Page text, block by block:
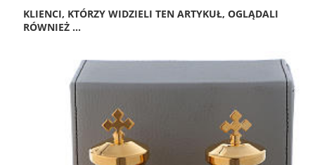
KLIENCI, KTÓRZY WIDZIELI TEN ARTYKUŁ, OGLĄDALI
RÓWNIEŻ ...